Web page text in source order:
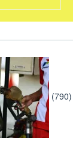
(790)